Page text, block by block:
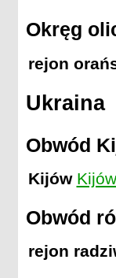
Okręg
rejon
Ukraina
Obwód
Kijów Kijów
Obwód
rejon